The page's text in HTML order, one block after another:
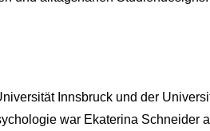
Innsbruck und der
war Ekaterina Schneider